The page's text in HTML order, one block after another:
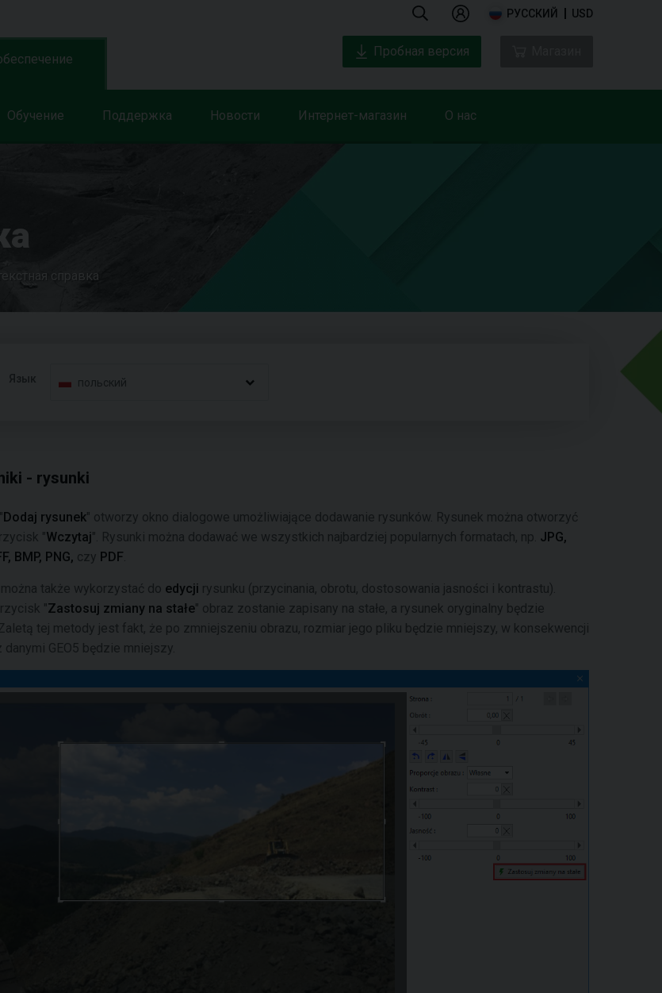
РУССКИЙ USD
Обучение Поддержка Новости Интернет-магазин О нас
Пробная версия
справка
Язык польский
- rysunki
Dodaj rysunek" otworzy okno dialogowe umożliwiające dodawanie rysunków. Rysunek można otworzyć
"Wczytaj". Rysunki można dodawać we wszystkich najbardziej popularnych formatach, np. JPG,
BMP, PNG, czy PDF
można także wykorzystać do edycji rysunku (przycinania, obrotu, dostosowania jasności i kontrastu).
"Zastosuj zmiany na stałe" obraz zostanie zapisany na stałe, a rysunek oryginalny będzie
tej metody jest fakt, że po zmniejszeniu obrazu, rozmiar jego pliku będzie mniejszy, w konsekwencji
danymi GEO5 będzie mniejszy.